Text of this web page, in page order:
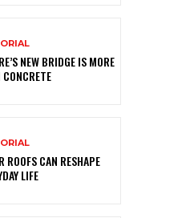
NEW BRIDGE IS MORE
ROOFS CAN RESHAPE
LIFE